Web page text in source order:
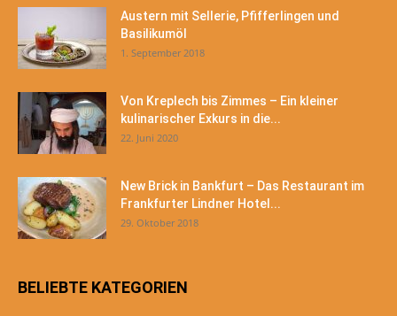
Austern mit Sellerie, Pfifferlingen und
Basilikumöl
1. September 2018
Von Kreplech bis Zimmes – Ein kleiner
kulinarischer Exkurs in die...
22. Juni 2020
New Brick in Bankfurt – Das Restaurant im
Frankfurter Lindner Hotel...
29. Oktober 2018
BELIEBTE KATEGORIEN